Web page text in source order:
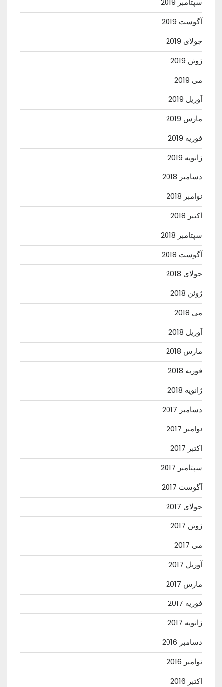
سپتامبر 2019
آگوست 2019
جولای 2019
ژوئن 2019
می 2019
آوریل 2019
مارس 2019
فوریه 2019
ژانویه 2019
دسامبر 2018
نوامبر 2018
اکتبر 2018
سپتامبر 2018
آگوست 2018
جولای 2018
ژوئن 2018
می 2018
آوریل 2018
مارس 2018
فوریه 2018
ژانویه 2018
دسامبر 2017
نوامبر 2017
اکتبر 2017
سپتامبر 2017
آگوست 2017
جولای 2017
ژوئن 2017
می 2017
آوریل 2017
مارس 2017
فوریه 2017
ژانویه 2017
دسامبر 2016
نوامبر 2016
اکتبر 2016